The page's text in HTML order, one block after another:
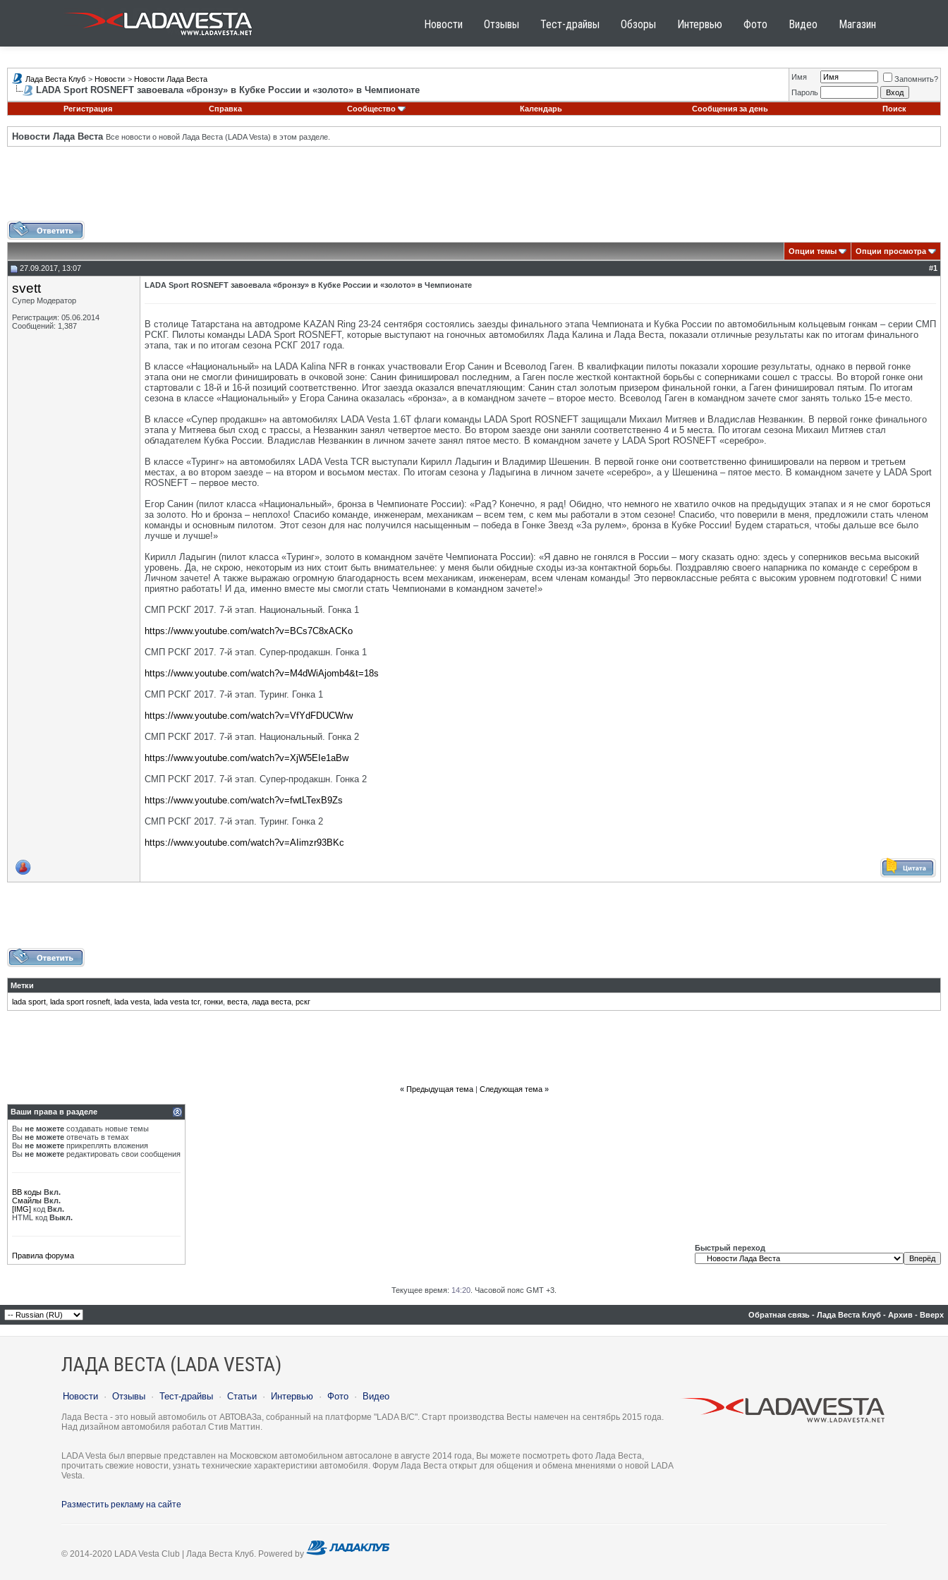
Новости Отзывы Тест-драйвы Обзоры Интервью Фото Видео Магазин
Лада Веста Клуб > Новости > Новости Лада Веста
LADA Sport ROSNEFT завоевала «бронзу» в Кубке России и «золото» в Чемпионате
Имя
Запомнить?
Пароль
Регистрация
Справка Сообщество Календарь Сообщения за день Поиск
Новости Лада Веста Все новости о новой Лада Веста (LADA Vesta) в этом разделе.
Опции темы
Опции просмотра
27.09.2017, 13:07
#1
svett
Супер Модератор
Регистрация: 05.06.2014
Сообщений: 1,387
LADA Sport ROSNEFT завоевала «бронзу» в Кубке России и «золото» в Чемпионате
В столице Татарстана на автодроме KAZAN Ring 23-24 сентября состоялись заезды финального этапа Чемпионата и Кубка России по автомобильным кольцевым гонкам – серии СМП
РСКГ. Пилоты команды LADA Sport ROSNEFT, которые выступают на гоночных автомобилях Лада Калина и Лада Веста, показали отличные результаты как по итогам финального
этапа, так и по итогам сезона РСКГ 2017 года.
В классе «Национальный» на LADA Kalina NFR в гонках участвовали Егор Санин и Всеволод Гаген. В квалифкации пилоты показали хорошие результаты, однако в первой гонке
этапа они не смогли финишировать в очковой зоне: Санин финишировал последним, а Гаген после жесткой контактной борьбы с соперниками сошел с трассы. Во второй гонке они
стартовали с 18-й и 16-й позиций соответственно. Итог заезда оказался впечатляющим: Санин стал золотым призером финальной гонки, а Гаген финишировал пятым. По итогам
сезона в классе «Национальный» у Егора Санина оказалась «бронза», а в командном зачете – второе место. Всеволод Гаген в командном зачете смог занять только 15-е место.
В классе «Супер продакшн» на автомобилях LADA Vesta 1.6Т флаги команды LADA Sport ROSNEFT защищали Михаил Митяев и Владислав Незванкин. В первой гонке финального
этапа у Митяева был сход с трассы, а Незванкин занял четвертое место. Во втором заезде они заняли соответственно 4 и 5 места. По итогам сезона Михаил Митяев стал
обладателем Кубка России. Владислав Незванкин в личном зачете занял пятое место. В командном зачете у LADA Sport ROSNEFT «серебро».
В классе «Туринг» на автомобилях LADA Vesta TCR выступали Кирилл Ладыгин и Владимир Шешенин. В первой гонке они соответственно финишировали на первом и третьем
местах, а во втором заезде – на втором и восьмом местах. По итогам сезона у Ладыгина в личном зачете «серебро», а у Шешенина – пятое место. В командном зачете у LADA Sport
ROSNEFT – первое место.
Егор Санин (пилот класса «Национальный», бронза в Чемпионате России): «Рад? Конечно, я рад! Обидно, что немного не хватило очков на предыдущих этапах и я не смог бороться
за золото. Но и бронза – неплохо! Спасибо команде, инженерам, механикам – всем тем, с кем мы работали в этом сезоне! Спасибо, что поверили в меня, предложили стать членом
команды и основным пилотом. Этот сезон для нас получился насыщенным – победа в Гонке Звезд «За рулем», бронза в Кубке России! Будем стараться, чтобы дальше все было
лучше и лучше!»
Кирилл Ладыгин (пилот класса «Туринг», золото в командном зачёте Чемпионата России): «Я давно не гонялся в России – могу сказать одно: здесь у соперников весьма высокий
уровень. Да, не скрою, некоторым из них стоит быть внимательнее: у меня были обидные сходы из-за контактной борьбы. Поздравляю своего напарника по команде с серебром в
Личном зачете! А также выражаю огромную благодарность всем механикам, инженерам, всем членам команды! Это первоклассные ребята с высоким уровнем подготовки! С ними
приятно работать! И да, именно вместе мы смогли стать Чемпионами в командном зачете!»
СМП РСКГ 2017. 7-й этап. Национальный. Гонка 1
https://www.youtube.com/watch?v=BCs7C8xACKo
СМП РСКГ 2017. 7-й этап. Супер-продакшн. Гонка 1
https://www.youtube.com/watch?v=M4dWiAjomb4&t=18s
СМП РСКГ 2017. 7-й этап. Туринг. Гонка 1
https://www.youtube.com/watch?v=VfYdFDUCWrw
СМП РСКГ 2017. 7-й этап. Национальный. Гонка 2
https://www.youtube.com/watch?v=XjW5EIe1aBw
СМП РСКГ 2017. 7-й этап. Супер-продакшн. Гонка 2
https://www.youtube.com/watch?v=fwtLTexB9Zs
СМП РСКГ 2017. 7-й этап. Туринг. Гонка 2
https://www.youtube.com/watch?v=AIimzr93BKc
Метки
lada sport lada sport rosneft lada vesta lada vesta tcr, гонки веста лада веста рскг
« Предыдущая тема| Следующая тема »
Ваши права в разделе
Вы не можете создавать новые темы
Вы не можете отвечать в темах
Вы не можете прикреплять вложения
Вы не можете редактировать свои сообщения
BB коды Вкл.
Смайлы Вкл.
[IMG] код Вкл.
HTML код Выкл.
Правила форума
Быстрый переход
Текущее время: 14:20 . Часовой пояс GMT +3.
Обратная связь - Лада Веста Клуб - Архив - Вверх
ЛАДА ВЕСТА (LADA VESTA)
Новости · Отзывы · Тест-драйвы · Статьи · Интервью · Фото · Видео
Лада Веста - это новый автомобиль от АВТОВАЗа, собранный на платформе "LADA B/C". Старт производства Весты намечен на сентябрь 2015 года.
Над дизайном автомобиля работал Стив Маттин.
LADA Vesta был впервые представлен на Московском автомобильном автосалоне в августе 2014 года, Вы можете посмотреть фото Лада Веста,
прочитать свежие новости, узнать технические характеристики автомобиля. Форум Лада Веста открыт для общения и обмена мнениями о новой LADA
Vesta.
Разместить рекламу на сайте
© 2014-2020 LADA Vesta Club | Лада Веста Клуб. Powered by